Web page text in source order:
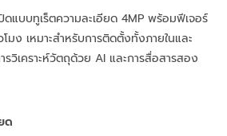
แบบทูเร็ตความละเอียด 4MP พร้อมฟีเจอร์
ง เหมาะสำหรับการติดตั้งทั้งภายในและ
วิเคราะห์วัตถุด้วย AI และการสื่อสารสอง
ด